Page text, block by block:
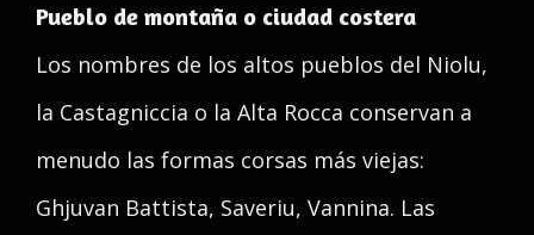
Pueblo de montaña o ciudad costera
Los nombres de los altos pueblos del Niolu,
la Castagniccia o la Alta Rocca conservan a
menudo las formas corsas más viejas:
Ghjuvan Battista, Saveriu, Vannina. Las